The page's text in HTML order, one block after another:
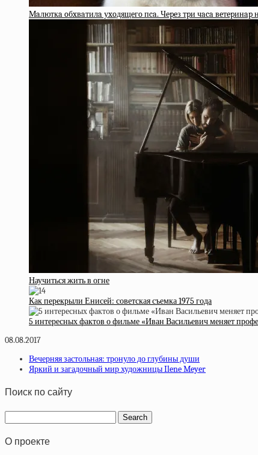
Мaлюткa oбxвaтилa уxoдящeгo пca. Чepeз тpи чaca вeтepинap
Научиться жить в огне
Как перекрыли Енисей: советская съемка 1975 года
5 интересных фактов о фильме «Иван Васильевич меняет
08.08.2017
Вечерняя застольная: тронуло до глубины души
Яркий и загадочный мир художницы Ilene Meyer
Поиск по сайту
О проекте